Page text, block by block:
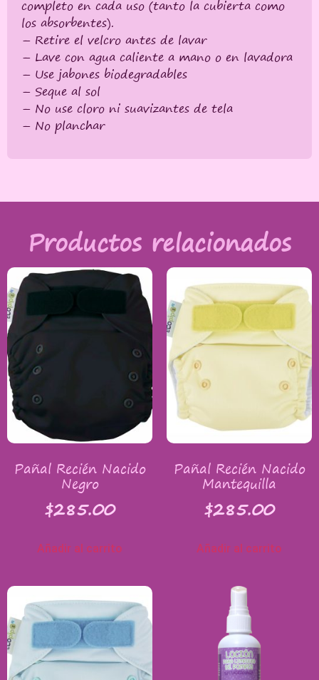
completo en cada uso (tanto la cubierta como
los absorbentes).
– Retire el velcro antes de lavar
– Lave con agua caliente a mano o en lavadora
– Use jabones biodegradables
– Seque al sol
– No use cloro ni suavizantes de tela
– No planchar
Productos relacionados
Pañal Recién Nacido
Negro
$285.00
Añadir al carrito
Pañal Recién Nacido
Mantequilla
$285.00
Añadir al carrito